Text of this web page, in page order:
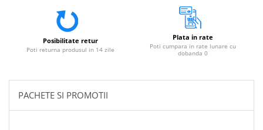
Posibilitate retur
Poti returna produsul in 14 zile
Plata in rate
Poti cumpara in rate lunare cu
dobanda 0
PACHETE SI PROMOTII